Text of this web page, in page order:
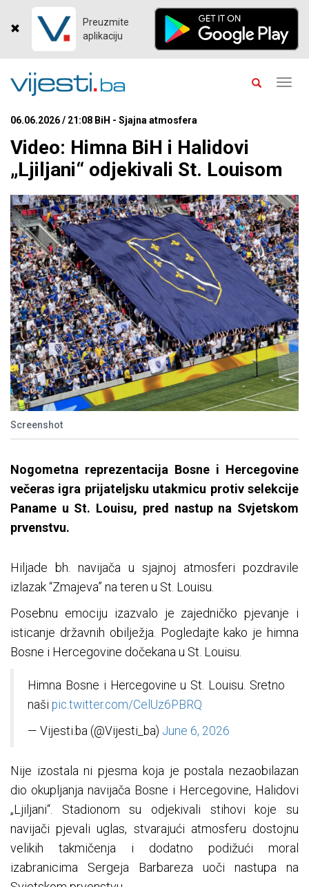
Preuzmite
aplikaciju
06.06.2026 / 21:08 BiH - Sjajna atmosfera
Video: Himna BiH i Halidovi
„Ljiljani“ odjekivali St. Louisom
Screenshot
Nogometna reprezentacija Bosne i Hercegovine
večeras igra prijateljsku utakmicu protiv selekcije
Paname u St. Louisu, pred nastup na Svjetskom
prvenstvu.
Hiljade bh. navijača u sjajnoj atmosferi pozdravile
izlazak “Zmajeva” na teren u St. Louisu.
Posebnu emociju izazvalo je zajedničko pjevanje i
isticanje državnih obilježja. Pogledajte kako je himna
Bosne i Hercegovine dočekana u St. Louisu.
Himna Bosne i Hercegovine u St. Louisu. Sretno
naši pic.twitter.com/CelUz6PBRQ
— Vijesti.ba (@Vijesti_ba) June 6, 2026
Nije izostala ni pjesma koja je postala nezaobilazan
dio okupljanja navijača Bosne i Hercegovine, Halidovi
„Ljiljani“. Stadionom su odjekivali stihovi koje su
navijači pjevali uglas, stvarajući atmosferu dostojnu
velikih takmičenja i dodatno podižući moral
izabranicima Sergeja Barbareza uoči nastupa na